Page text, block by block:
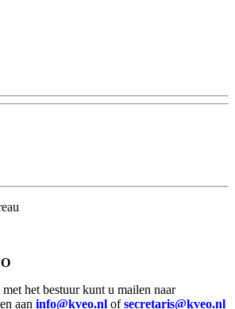
het bestuur kunt u mailen naar
aan info@kveo.nl ofsecretaris@kveo.nl